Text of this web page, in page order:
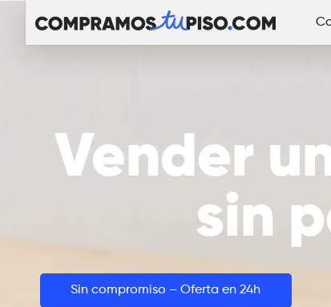
Vender
sin
Sin compromiso – Oferta en 24h